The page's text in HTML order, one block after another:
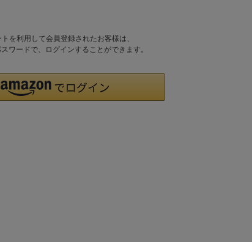
を利用して会員登録されたお客様は、
ワードで、ログインすることができます。